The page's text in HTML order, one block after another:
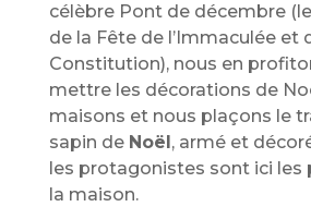
célèbre Pont de décembre
de la Fête de l’Immaculée et
Constitution), nous en
mettre les décorations de
maisons et nous plaçons le
sapin de Noël , armé et
les protagonistes sont ici les
la maison.